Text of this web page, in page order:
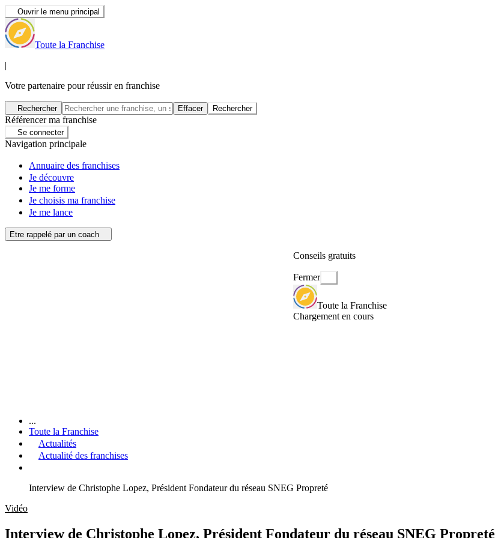
Ouvrir le menu principal
Toute la Franchise
|
Votre partenaire pour réussir en franchise
Rechercher Effacer Rechercher
Référencer ma franchise
Se connecter
Navigation principale
Annuaire des franchises
Je découvre
Je me forme
Je choisis ma franchise
Je me lance
Etre rappelé par un coach
Conseils gratuits
Fermer
Toute la Franchise
Chargement en cours
...
Toute la Franchise
Actualités
Actualité des franchises
Interview de Christophe Lopez, Président Fondateur du réseau SNEG Propreté
Vidéo
Interview de Christophe Lopez, Président Fondateur du réseau SNEG Propreté